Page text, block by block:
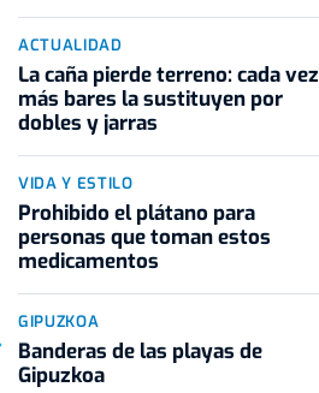
ACTUALIDAD
La caña pierde terreno: cada vez
más bares la sustituyen por
dobles y jarras
VIDA Y ESTILO
Prohibido el plátano para
personas que toman estos
medicamentos
GIPUZKOA
Banderas de las playas de
Gipuzkoa